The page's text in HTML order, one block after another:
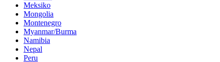
Meksiko
Mongolia
Montenegro
Myanmar/Burma
Namibia
Nepal
Peru